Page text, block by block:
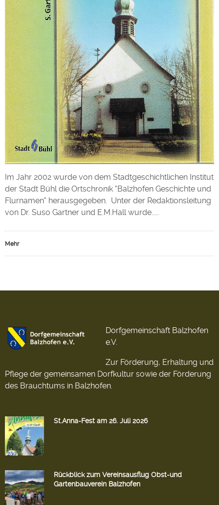
Im Jahr 2002 wurde von dem Stadtgeschichtlichen Institut
der Stadt Bühl die Ortschronik "Balzhofen Geschichte und
Flurnamen" herausgegeben. Unter der Redaktionsleitung
von Dr. Suso Gartner und E.M.Hall wurde.....
Mehr
Dorfgemeinschaft Balzhofen
e.V.
Zur Förderung, Erhaltung und
Pflege der gemeinsamen Dorfkultur sowie der Förderung
des Brauchtums in Balzhofen.
St.Anna-Fest am 26. Juli 2026
Rückblick zum Vereinsausflug Obst-und
Gartenbauverein Balzhofen